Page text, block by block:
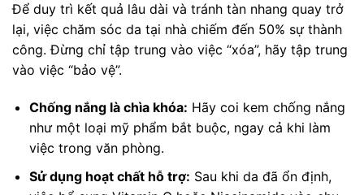
Để duy trì kết quả lâu dài và tránh tàn nhang quay trở
lại, việc chăm sóc da tại nhà chiếm đến 50% sự thành
công. Đừng chỉ tập trung vào việc “xóa”, hãy tập trung
vào việc “bảo vệ”.
Chống nắng là chìa khóa: Hãy coi kem chống nắng
như một loại mỹ phẩm bắt buộc, ngay cả khi làm
việc trong văn phòng.
Sử dụng hoạt chất hỗ trợ: Sau khi da đã ổn định,